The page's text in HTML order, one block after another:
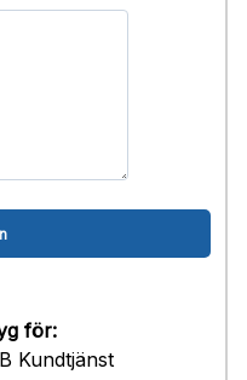
för:
Kundtjänst